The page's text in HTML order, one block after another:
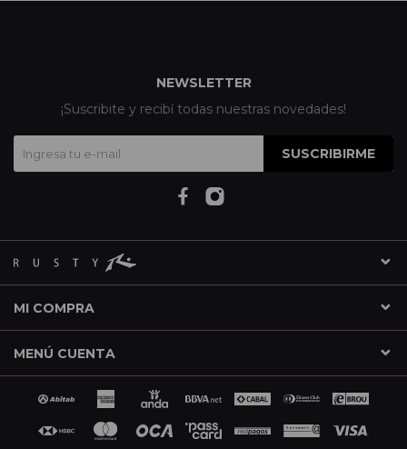
MI COMPRA
MENÚ CUENTA
NEWSLETTER
¡Suscribite y recibí todas nuestras novedades!
SUSCRIBIRME